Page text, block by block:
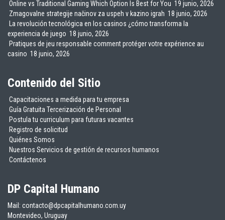
Online vs Traditional Gaming Which Option Is Best for You 19 junio, 2026
Zmagovalne strategije načinov za uspeh v kazino igrah 18 junio, 2026
La revolución tecnológica en los casinos ¿cómo transforma la
experiencia de juego 18 junio, 2026
Pratiques de jeu responsable comment protéger votre expérience au
casino 18 junio, 2026
Contenido del Sitio
Capacitaciones a medida para tu empresa
Guía Gratuita Tercerización de Personal
Postula tu curriculum para futuras vacantes
Registro de solicitud
Quiénes Somos
Nuestros Servicios de gestión de recursos humanos
Contáctenos
DP Capital Humano
Mail: contacto@dpcapitalhumano.com.uy
Montevideo, Uruguay